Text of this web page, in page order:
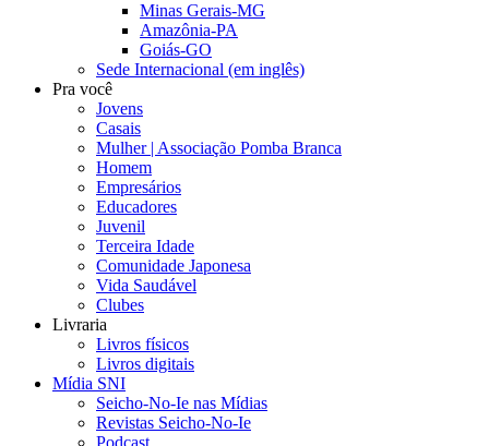
Minas Gerais-MG
Amazônia-PA
Goiás-GO
Sede Internacional (em inglês)
Pra você
Jovens
Casais
Mulher | Associação Pomba Branca
Homem
Empresários
Educadores
Juvenil
Terceira Idade
Comunidade Japonesa
Vida Saudável
Clubes
Livraria
Livros físicos
Livros digitais
Mídia SNI
Seicho-No-Ie nas Mídias
Revistas Seicho-No-Ie